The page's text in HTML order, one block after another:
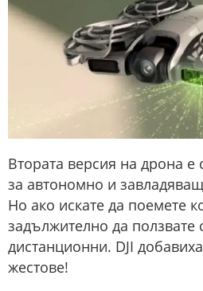
Втората версия на дрона
за автономно и
Но ако искате да поемете
задължително да ползвате
дистанционни. DJI
жестове!